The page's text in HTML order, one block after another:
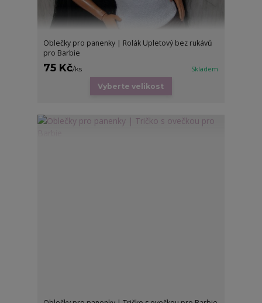
Oblečky pro panenky | Rolák Upletový bez rukávů
pro Barbie
75 Kč/ks Skladem
Vyberte velikost